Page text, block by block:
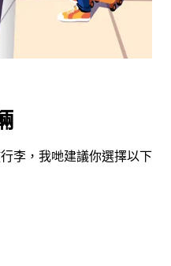
李，我哋建議你選擇以下